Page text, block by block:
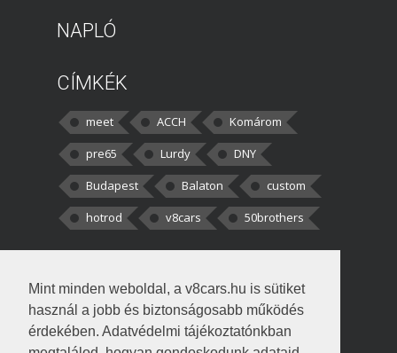
Mint minden weboldal, a v8cars.hu is sütiket
használ a jobb és biztonságosabb működés
érdekében. Adatvédelmi tájékoztatónkban
NAPLÓ
CÍMKÉK
meet ACCH
Komárom
pre65
Lurdy
DNY
Budapest
Balaton
custom
hotrod
v8cars 50brothers
kortisz:Elszúrtam! Én csak két
darabbaal számoltam. Nem tudtam, hogy fél autót,